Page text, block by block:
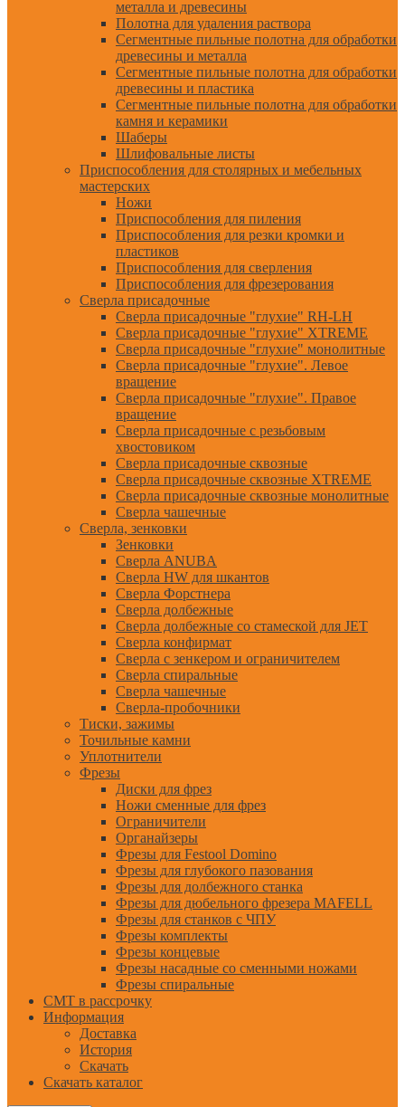
металла и древесины
Полотна для удаления раствора
Сегментные пильные полотна для обработки
древесины и металла
Сегментные пильные полотна для обработки
древесины и пластика
Сегментные пильные полотна для обработки
камня и керамики
Шаберы
Шлифовальные листы
Приспособления для столярных и мебельных
мастерских
Ножи
Приспособления для пиления
Приспособления для резки кромки и
пластиков
Приспособления для сверления
Приспособления для фрезерования
Сверла присадочные
Сверла присадочные "глухие" RH-LH
Сверла присадочные "глухие" XTREME
Сверла присадочные "глухие" монолитные
Сверла присадочные "глухие". Левое
вращение
Сверла присадочные "глухие". Правое
вращение
Сверла присадочные с резьбовым
хвостовиком
Сверла присадочные сквозные
Сверла присадочные сквозные XTREME
Сверла присадочные сквозные монолитные
Сверла чашечные
Сверла, зенковки
Зенковки
Сверла ANUBA
Сверла HW для шкантов
Сверла Форстнера
Сверла долбежные
Сверла долбежные со стамеской для JET
Сверла конфирмат
Сверла с зенкером и ограничителем
Сверла спиральные
Сверла чашечные
Сверла-пробочники
Тиски, зажимы
Точильные камни
Уплотнители
Фрезы
Диски для фрез
Ножи сменные для фрез
Ограничители
Органайзеры
Фрезы для Festool Domino
Фрезы для глубокого пазования
Фрезы для долбежного станка
Фрезы для дюбельного фрезера MAFELL
Фрезы для станков с ЧПУ
Фрезы комплекты
Фрезы концевые
Фрезы насадные со сменными ножами
Фрезы спиральные
CMT в рассрочку
Информация
Доставка
История
Скачать
Скачать каталог